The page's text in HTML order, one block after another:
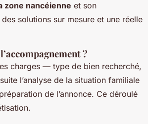
zone nancéienne et son
solutions sur mesure et une réelle
?
charges — type de bien recherché,
l’analyse de la situation familiale
de l’annonce. Ce déroulé